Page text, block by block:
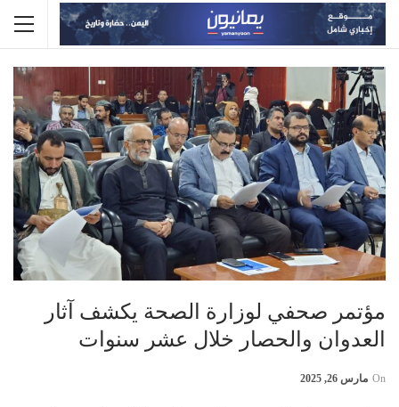
مؤتمر صحفي لوزارة الصحة يكشف آثار
العدوان والحصار خلال عشر سنوات
On مارس 26, 2025